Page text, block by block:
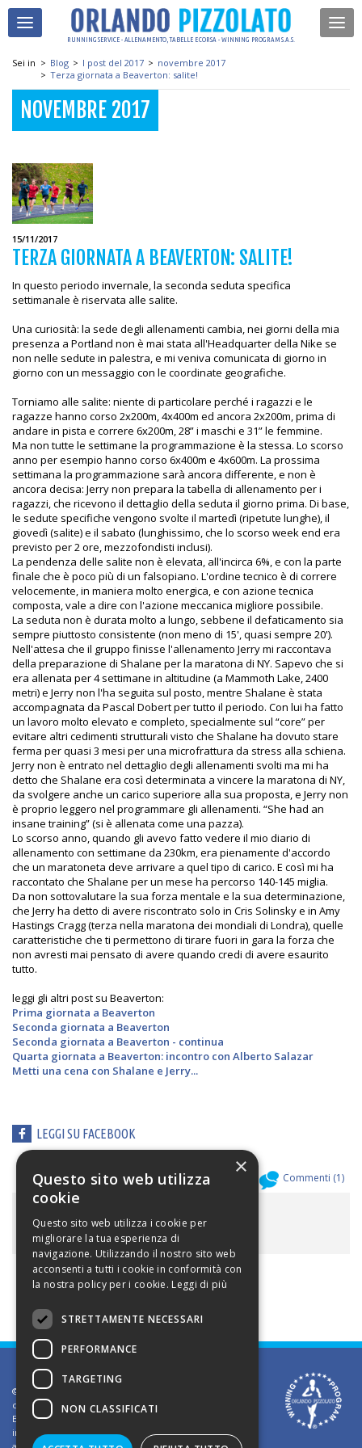
RUNNING SERVICE - ALLENAMENTO, TABELLE E CORSA - WINNING PROGRAM S.A.S.
Sei in > Blog > I post del 2017 > novembre 2017
> Terza giornata a Beaverton: salite!
NOVEMBRE 2017
15/11/2017
TERZA GIORNATA A BEAVERTON: SALITE!
In questo periodo invernale, la seconda seduta specifica
settimanale è riservata alle salite.
Una curiosità: la sede degli allenamenti cambia, nei giorni della mia
presenza a Portland non è mai stata all'Headquarter della Nike se
non nelle sedute in palestra, e mi veniva comunicata di giorno in
giorno con un messaggio con le coordinate geografiche.
Torniamo alle salite: niente di particolare perché i ragazzi e le
ragazze hanno corso 2x200m, 4x400m ed ancora 2x200m, prima di
andare in pista e correre 6x200m, 28” i maschi e 31” le femmine.
Ma non tutte le settimane la programmazione è la stessa. Lo scorso
anno per esempio hanno corso 6x400m e 4x600m. La prossima
settimana la programmazione sarà ancora differente, e non è
ancora decisa: Jerry non prepara la tabella di allenamento per i
ragazzi, che ricevono il dettaglio della seduta il giorno prima. Di base,
le sedute specifiche vengono svolte il martedì (ripetute lunghe), il
giovedì (salite) e il sabato (lunghissimo, che lo scorso week end era
previsto per 2 ore, mezzofondisti inclusi).
La pendenza delle salite non è elevata, all'incirca 6%, e con la parte
finale che è poco più di un falsopiano. L'ordine tecnico è di correre
velocemente, in maniera molto energica, e con azione tecnica
composta, vale a dire con l'azione meccanica migliore possibile.
La seduta non è durata molto a lungo, sebbene il defaticamento sia
sempre piuttosto consistente (non meno di 15', quasi sempre 20').
Nell'attesa che il gruppo finisse l'allenamento Jerry mi raccontava
della preparazione di Shalane per la maratona di NY. Sapevo che si
era allenata per 4 settimane in altitudine (a Mammoth Lake, 2400
metri) e Jerry non l'ha seguita sul posto, mentre Shalane è stata
accompagnata da Pascal Dobert per tutto il periodo. Con lui ha fatto
un lavoro molto elevato e completo, specialmente sul “core” per
evitare altri cedimenti strutturali visto che Shalane ha dovuto stare
ferma per quasi 3 mesi per una microfrattura da stress alla schiena.
Jerry non è entrato nel dettaglio degli allenamenti svolti ma mi ha
detto che Shalane era così determinata a vincere la maratona di NY,
da svolgere anche un carico superiore alla sua proposta, e Jerry non
è proprio leggero nel programmare gli allenamenti. “She had an
insane training” (si è allenata come una pazza).
Lo scorso anno, quando gli avevo fatto vedere il mio diario di
allenamento con settimane da 230km, era pienamente d'accordo
che un maratoneta deve arrivare a quel tipo di carico. E così mi ha
raccontato che Shalane per un mese ha percorso 140-145 miglia.
Da non sottovalutare la sua forza mentale e la sua determinazione,
che Jerry ha detto di avere riscontrato solo in Cris Solinsky e in Amy
Hastings Cragg (terza nella maratona dei mondiali di Londra), quelle
caratteristiche che ti permettono di tirare fuori in gara la forza che
non avresti mai pensato di avere quando credi di avere esaurito
tutto.
leggi gli altri post su Beaverton:
Prima giornata a Beaverton
Seconda giornata a Beaverton
Seconda giornata a Beaverton - continua
Quarta giornata a Beaverton: incontro con Alberto Salazar
Metti una cena con Shalane e Jerry...
LEGGI SU FACEBOOK
Allegati ( Commenti (1)
ALLEGATI
©2002 Informativa sui diritti d'autore. Le informazioni
contenute in questo sito sono solo per uso privato.
E' vietato riprodurre o divulgare in qualsiasi forma le
informazioni contenute in questo sito, salvo previa
×
Questo sito web utilizza
cookie
Questo sito web utilizza i cookie per
migliorare la tua esperienza di
navigazione. Utilizzando il nostro sito web
acconsenti a tutti i cookie in conformità con
la nostra policy per i cookie. Leggi di più
STRETTAMENTE NECESSARI
PERFORMANCE
TARGETING
NON CLASSIFICATI